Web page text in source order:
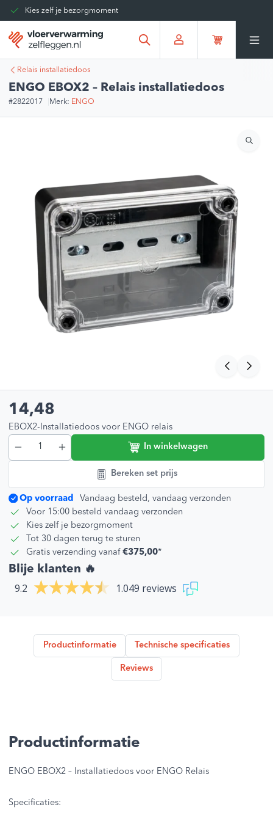
Kies zelf je bezorgmoment
Tot 30 dagen terug te sturen
Gratis verzending vanaf
€375,00*
Relais installatiedoos
ENGO EBOX2 – Relais installatiedoos
#2822017 Merk: ENGO
14,48
EBOX2-Installatiedoos voor ENGO relais
In winkelwagen
Bereken set prijs
Op voorraad
Vandaag besteld, vandaag verzonden
Voor 15:00 besteld vandaag verzonden
Kies zelf je bezorgmoment
Tot 30 dagen terug te sturen
Gratis verzending vanaf €375,00*
Blije klanten 🔥
9.2 1.049 reviews
Productinformatie Technische specificaties
Reviews
Productinformatie
ENGO EBOX2 – Installatiedoos voor ENGO Relais
Specificaties: